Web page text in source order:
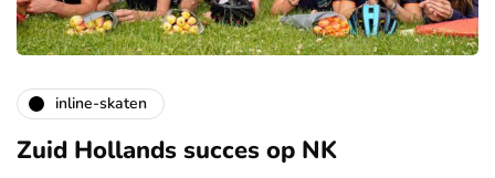
inline-skaten
Zuid Hollands succes op NK